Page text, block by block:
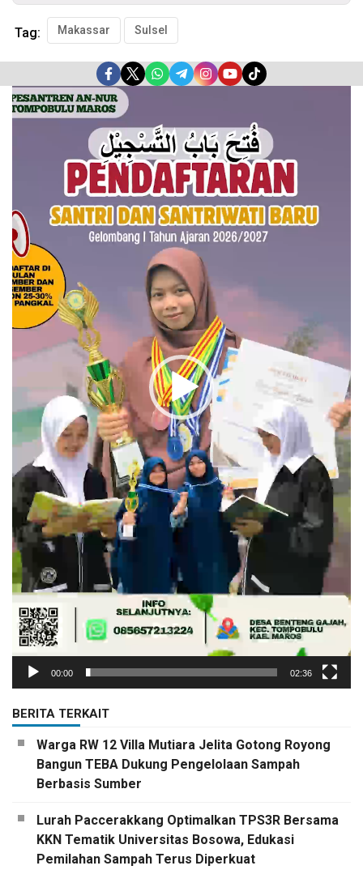
Tag: Makassar Sulsel
Pemutar
Video
00:00 02:36
BERITA TERKAIT
Warga RW 12 Villa Mutiara Jelita Gotong Royong
Bangun TEBA Dukung Pengelolaan Sampah
Berbasis Sumber
Lurah Paccerakkang Optimalkan TPS3R Bersama
KKN Tematik Universitas Bosowa, Edukasi
Pemilahan Sampah Terus Diperkuat